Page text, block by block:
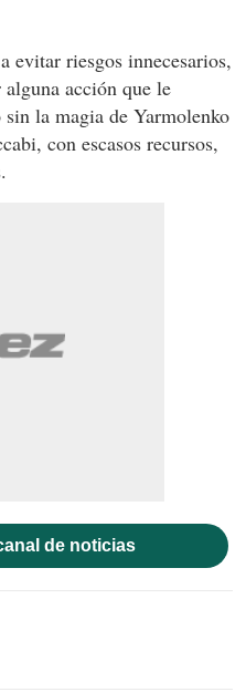
riesgos innecesarios,
acción que le
la magia de Yarmolenko
con escasos recursos,
de noticias